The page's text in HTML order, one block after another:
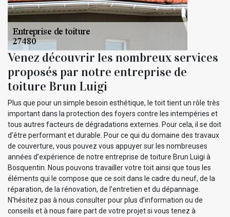
Venez découvrir les nombreux services
proposés par notre entreprise de
toiture Brun Luigi
Plus que pour un simple besoin esthétique, le toit tient un rôle très
important dans la protection des foyers contre les intempéries et
tous autres facteurs de dégradations externes. Pour cela, il se doit
d’être performant et durable. Pour ce qui du domaine des travaux
de couverture, vous pouvez vous appuyer sur les nombreuses
années d’expérience de notre entreprise de toiture Brun Luigi à
Bosquentin. Nous pouvons travailler votre toit ainsi que tous les
éléments qui le compose que ce soit dans le cadre du neuf, de la
réparation, de la rénovation, de l’entretien et du dépannage.
N'hésitez pas à nous consulter pour plus d’information ou de
conseils et à nous faire part de votre projet si vous tenez à